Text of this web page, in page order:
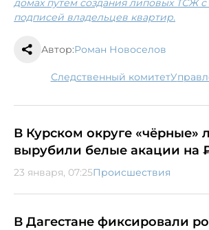
домах путем создания липовых ТСЖ
подписей владельцев квартир.
Автор:Роман Новоселов
следственный комитет
В Курском округе «чёрные»
вырубили белые акации на
23 января, 07:25Происшествия
В Дагестане фиксировали